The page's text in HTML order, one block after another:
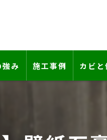
み 施工事例 カビと